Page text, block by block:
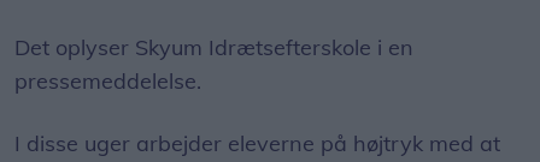
Det oplyser Skyum Idrætsefterskole i en
pressemeddelelse.
I disse uger arbejder eleverne på højtryk med at